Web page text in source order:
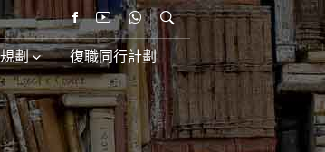
劃 復職同行計劃